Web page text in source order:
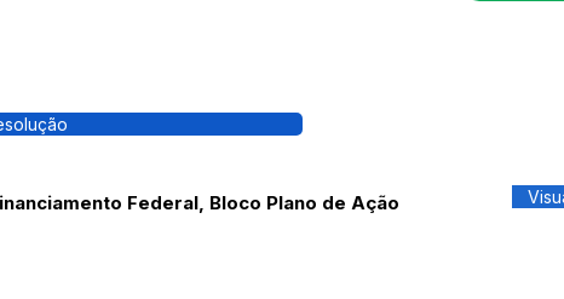
Federal, Bloco Plano de Ação